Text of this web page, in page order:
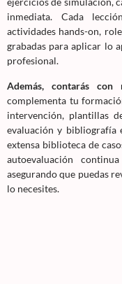
inmediata. Cada
actividades hands-on,
grabadas para aplicar lo
profesional.
Además, contarás con
complementa tu
intervención, plantillas
evaluación y bibliografía
extensa biblioteca de
autoevaluación
asegurando que puedas
lo necesites.